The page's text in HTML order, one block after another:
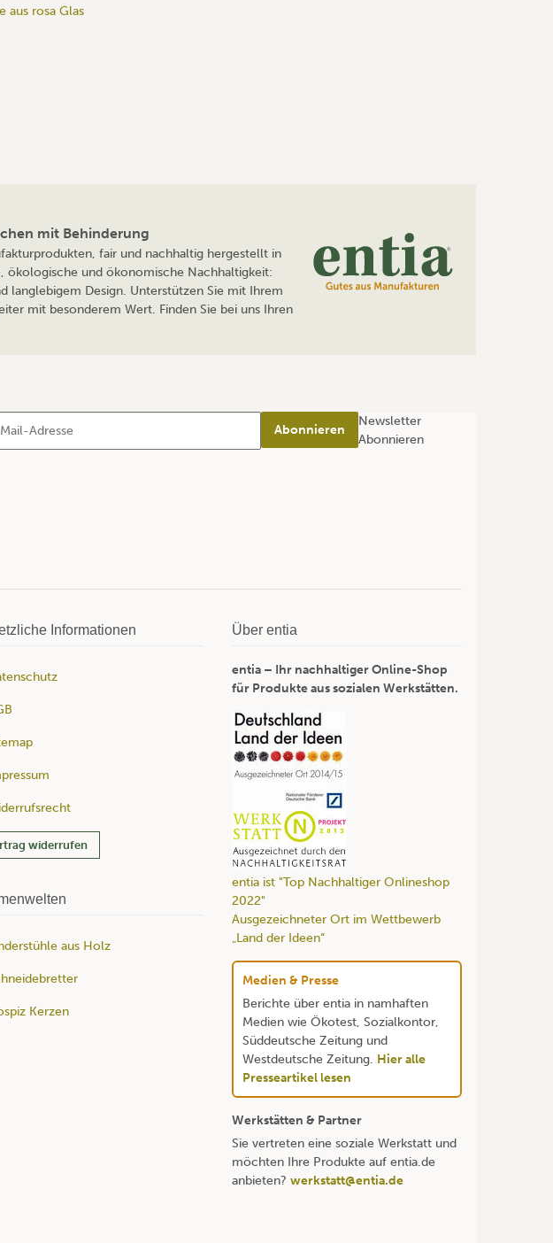
aus rosa Glas
mit Behinderung
fair und nachhaltig hergestellt in
ökologische und ökonomische Nachhaltigkeit:
langlebigem Design. Unterstützen Sie mit Ihrem
mit besonderem Wert. Finden Sie bei uns Ihren
Abonnieren
Newsletter
Abonnieren
Informationen
widerrufen
aus Holz
Kerzen
Über entia
entia – Ihr nachhaltiger Online-Shop
für Produkte aus sozialen Werkstätten.
entia ist "Top Nachhaltiger Onlineshop
2022"
Ausgezeichneter Ort im Wettbewerb
„Land der Ideen“
Medien & Presse
Berichte über entia in namhaften
Medien wie Ökotest, Sozialkontor,
Süddeutsche Zeitung und
Westdeutsche Zeitung. Hier alle
Presseartikel lesen
Werkstätten & Partner
Sie vertreten eine soziale Werkstatt und
möchten Ihre Produkte auf entia.de
anbieten? werkstatt@entia.de